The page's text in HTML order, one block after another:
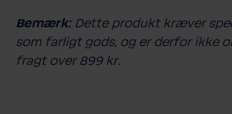
Bemærk: Dette produkt kræver
som farligt gods, og er derfor ikke
fragt over 899 kr.